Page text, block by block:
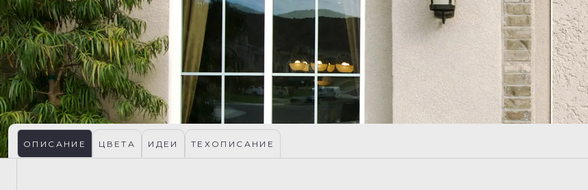
ОПИСАНИЕ ЦВЕТА ИДЕИ ТЕХОПИСАНИЕ